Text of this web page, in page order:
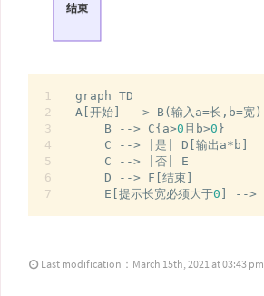
结束
graph TD
A[开始]
- -> B(输入a=长,b=宽)
    B
- -> C{a>0 且b>0 }
    C
- -> 是 D[输出a* b]
    C
- -> 否
E
    D
- -> F[结束]
    E[提示长宽必须大于
0 - ->
Last modification：March 15th, 2021 at 03:43 pm